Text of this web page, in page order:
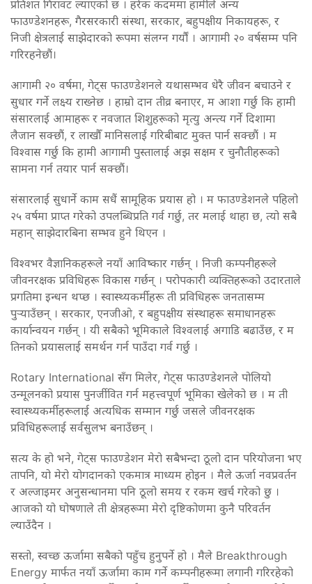
प्रतिशत गिरावट ल्याएको छ । हरेक कदममा हामीले अन्य
फाउण्डेशनहरू, गैरसरकारी संस्था, सरकार, बहुपक्षीय निकायहरू, र
निजी क्षेत्रलाई साझेदारको रूपमा संलग्न गर्यौं । आगामी २० वर्षसम्म पनि
गरिरहनेछौं।
आगामी २० वर्षमा, गेट्स फाउण्डेशनले यथासम्भव धेरै जीवन बचाउने र
सुधार गर्ने लक्ष्य राख्नेछ । हाम्रो दान तीव्र बनाएर, म आशा गर्छु कि हामी
संसारलाई आमाहरू र नवजात शिशुहरूको मृत्यु अन्त्य गर्ने दिशामा
लैजान सक्छौं, र लाखौँ मानिसलाई गरिबीबाट मुक्त पार्न सक्छौं । म
विश्वास गर्छु कि हामी आगामी पुस्तालाई अझ सक्षम र चुनौतीहरूको
सामना गर्न तयार पार्न सक्छौं।
संसारलाई सुधार्ने काम सधैं सामूहिक प्रयास हो । म फाउण्डेशनले पहिलो
२५ वर्षमा प्राप्त गरेको उपलब्धिप्रति गर्व गर्छु, तर मलाई थाहा छ, त्यो सबै
महान् साझेदारबिना सम्भव हुने थिएन ।
विश्वभर वैज्ञानिकहरूले नयाँ आविष्कार गर्छन् । निजी कम्पनीहरूले
जीवनरक्षक प्रविधिहरू विकास गर्छन् । परोपकारी व्यक्तिहरूको उदारताले
प्रगतिमा इन्धन थप्छ । स्वास्थ्यकर्मीहरू ती प्रविधिहरू जनतासम्म
पुर्‍याउँछन् । सरकार, एनजीओ, र बहुपक्षीय संस्थाहरू समाधानहरू
कार्यान्वयन गर्छन् । यी सबैको भूमिकाले विश्वलाई अगाडि बढाउँछ, र म
तिनको प्रयासलाई समर्थन गर्न पाउँदा गर्व गर्छु ।
Rotary International सँग मिलेर, गेट्स फाउण्डेशनले पोलियो
उन्मूलनको प्रयास पुनर्जीवित गर्न महत्त्वपूर्ण भूमिका खेलेको छ । म ती
स्वास्थ्यकर्मीहरूलाई अत्यधिक सम्मान गर्छु जसले जीवनरक्षक
प्रविधिहरूलाई सर्वसुलभ बनाउँछन् ।
सत्य के हो भने, गेट्स फाउण्डेशन मेरो सबैभन्दा ठूलो दान परियोजना भए
तापनि, यो मेरो योगदानको एकमात्र माध्यम होइन । मैले ऊर्जा नवप्रवर्तन
र अल्जाइमर अनुसन्धानमा पनि ठूलो समय र रकम खर्च गरेको छु ।
आजको यो घोषणाले ती क्षेत्रहरूमा मेरो दृष्टिकोणमा कुनै परिवर्तन
ल्याउँदैन ।
सस्तो, स्वच्छ ऊर्जामा सबैको पहुँच हुनुपर्ने हो । मैले Breakthrough
Energy मार्फत नयाँ ऊर्जामा काम गर्ने कम्पनीहरूमा लगानी गरिरहेको